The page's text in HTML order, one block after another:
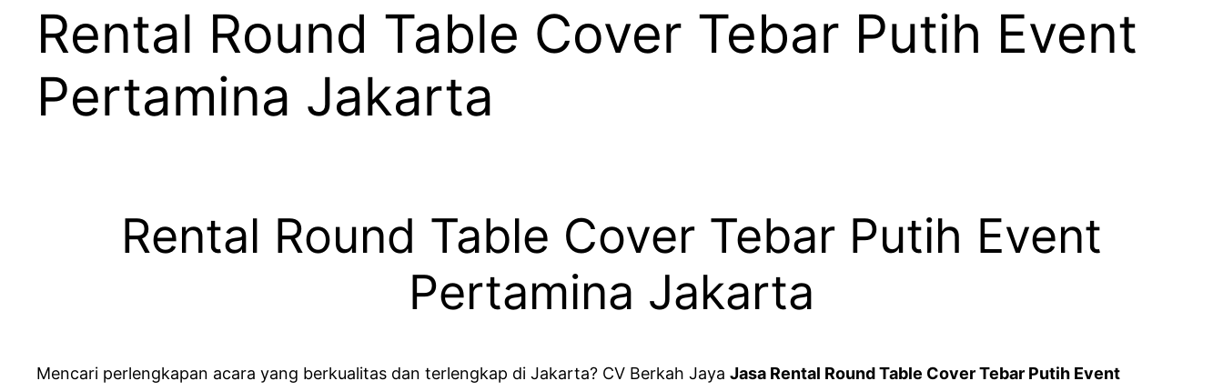
Rental Round Table Cover Tebar Putih Event
Pertamina Jakarta
Rental Round Table Cover Tebar Putih Event
Pertamina Jakarta
Mencari perlengkapan acara yang berkualitas dan terlengkap di Jakarta? CV Berkah Jaya Jasa Rental Round Table Cover Tebar Putih Event